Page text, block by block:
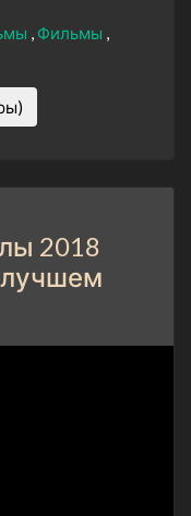
Фильмы
2018
лучшем